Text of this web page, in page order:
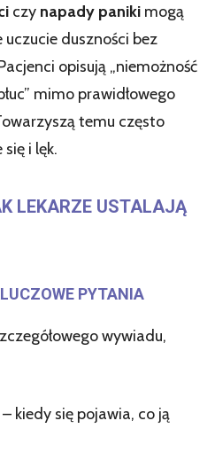
czy napady paniki mogą
duszności bez
opisują „niemożność
mimo prawidłowego
temu często
i lęk.
LEKARZE USTALAJĄ
PYTANIA
wywiadu,
– kiedy się pojawia, co ją